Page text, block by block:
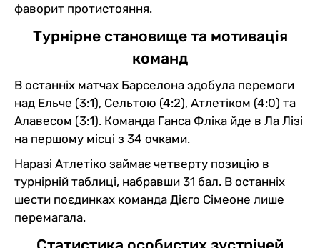
фаворит протистояння.
Турнірне становище та мотивація
команд
В останніх матчах Барселона здобула перемоги
над Ельче (3:1), Сельтою (4:2), Атлетіком (4:0) та
Алавесом (3:1). Команда Ганса Фліка йде в Ла Лізі
на першому місці з 34 очками.
Наразі Атлетіко займає четверту позицію в
турнірній таблиці, набравши 31 бал. В останніх
шести поєдинках команда Дієго Сімеоне лише
перемагала.